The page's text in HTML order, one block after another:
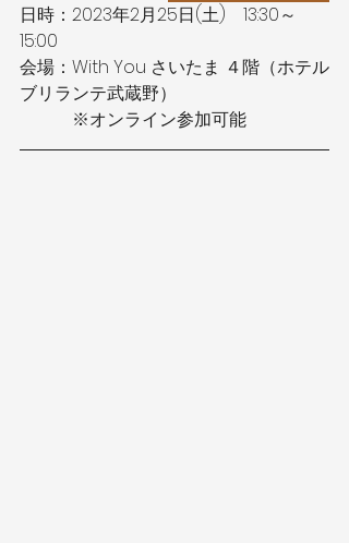
日時：2023年2月25日(土)　13:30～
15:00
会場：With You さいたま ４階（ホテル
ブリランテ武蔵野）
※オンライン参加可能